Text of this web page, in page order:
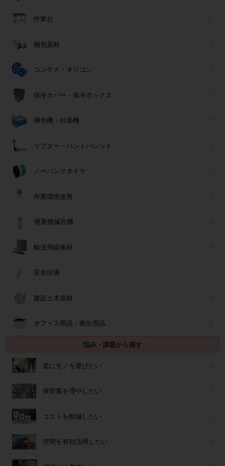
作業台
梱包資材
コンテナ・オリコン
保冷カバー・保冷ボックス
梱包機・封函機
リフター・ハンドパレット
ノーパンクタイヤ
作業環境改善
廃棄物減容機
輸送用緩衝材
安全設備
建設土木資材
オフィス用品・衛生用品
悩み・課題から探す
楽にモノを運びたい
保管量を増やしたい
コストを削減したい
空間を有効活用したい